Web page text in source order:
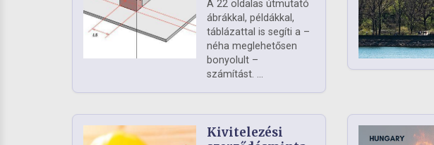
A 22 oldalas útmutató
ábrákkal, példákkal,
táblázattal is segíti a –
néha meglehetősen
bonyolult –
számítást. ...
Kivitelezési